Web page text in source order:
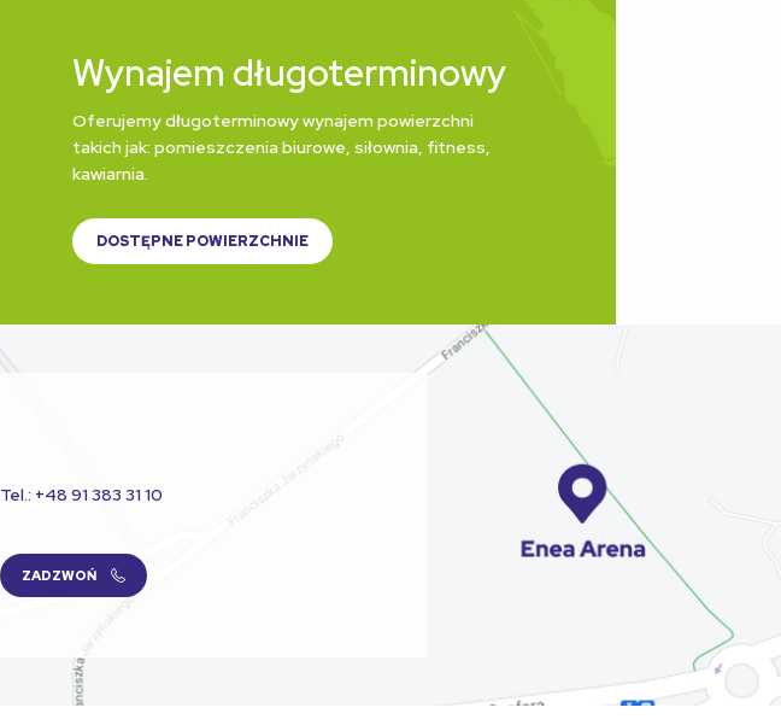
Wynajem długoterminowy
Oferujemy długoterminowy wynajem powierzchni
takich jak: pomieszczenia biurowe, siłownia, fitness,
kawiarnia.
DOSTĘPNE POWIERZCHNIE
Tel.: +48 91 383 31 10
ZADZWOŃ